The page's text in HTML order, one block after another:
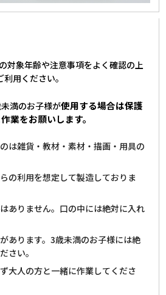
対象年齢や注意事項をよく確認の上
用ください。
満のお子様が使用する場合は保護
業をお願いします。
は雑貨・教材・素材・描画・用具の
の利用を想定して製造しておりま
ありません。口の中には絶対に入れ
あります。3歳未満のお子様には絶
さい。
大人の方と一緒に作業してくださ